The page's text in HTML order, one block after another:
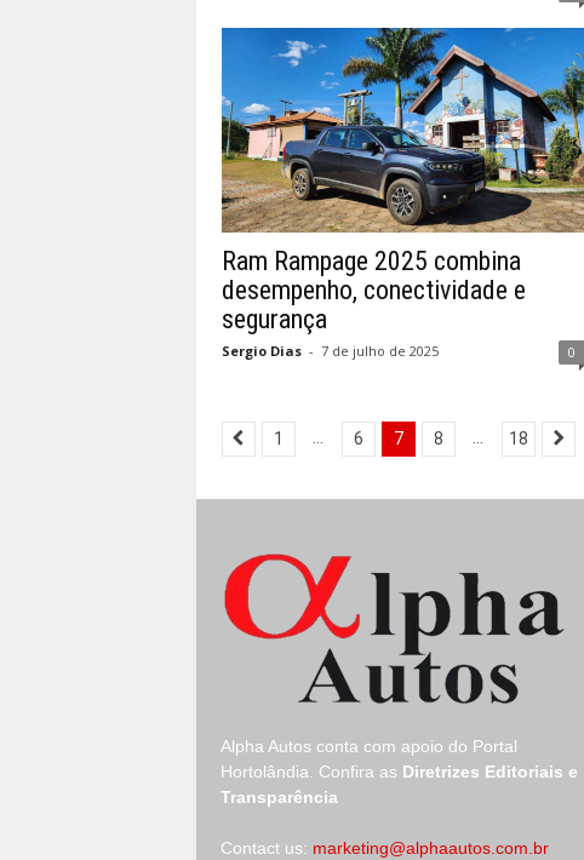
Ram Rampage 2025 combina
desempenho, conectividade e
segurança
Sergio Dias - 7 de julho de 2025 0
1 6 7 8 18
Alpha Autos conta com apoio do Portal
Hortolândia.
Confira as Diretrizes Editoriais e
Transparência
Contact us: marketing@alphaautos.com.br